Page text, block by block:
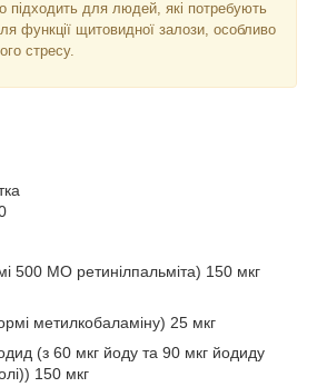
підходить для людей, які потребують
функції щитовидної залози, особливо
стресу.
500 МО ретинілпальміта) 150 мкг
метилкобаламіну) 25 мкг
(з 60 мкг йоду та 90 мкг йодиду
150 мкг